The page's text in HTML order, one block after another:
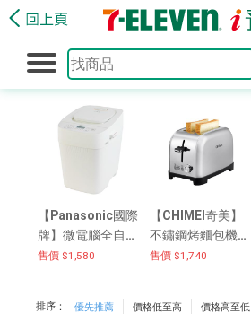
【Panasonic國際
牌】微電腦全自動
智能製麵包機 SD-
售價 $1,580
【CHIMEI奇美】
不鏽鋼烤麵包機
(二入組) EV-02D1
售價 $1,740
排序： 優先推薦 價格低至高 價格高至低